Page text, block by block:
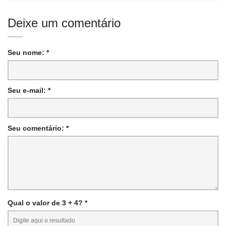
Deixe um comentário
Seu nome: *
Seu e-mail: *
Seu comentário: *
Qual o valor de 3 + 4? *